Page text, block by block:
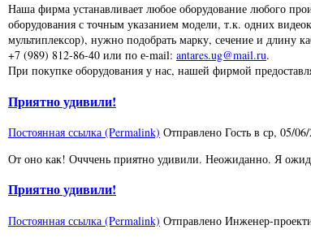
Наша фирма устанавливает любое оборудование любого
оборудования с точным указанием модели, т.к. одних
мультиплексор), нужно подобрать марку, сечение и длину
+7 (989) 812-86-40 или по е-mail: antares.ug@mail.ru.
При покупке оборудования у нас, нашей фирмой
Приятно удивили!
Постоянная ссылка (Permalink) Отправлено Гость в ср, 05/
От оно как! Очччень приятно удивили. Неожиданно. Я
Приятно удивили!
Постоянная ссылка (Permalink) Отправлено Инженер-